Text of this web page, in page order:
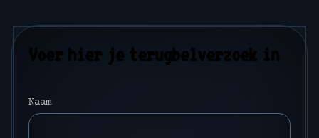
Voer hier je terugbelverzoek in
Naam